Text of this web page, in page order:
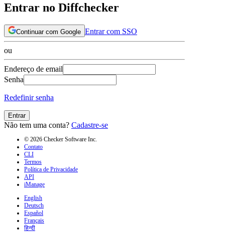
Entrar no Diffchecker
Continuar com Google Entrar com SSO
ou
Endereço de email
Senha
Redefinir senha
Entrar
Não tem uma conta? Cadastre-se
© 2026 Checker Software Inc.
Contato
CLI
Termos
Política de Privacidade
API
iManage
English
Deutsch
Español
Français
हिन्दी